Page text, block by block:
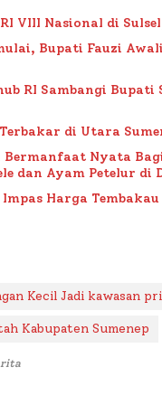
VIII Nasional di
Bupati Fauzi
RI Sambangi Bupati
di Utara
Nyata
dan Ayam Petelur di
Harga
Kecil Jadi kawasan
Kabupaten Sumenep